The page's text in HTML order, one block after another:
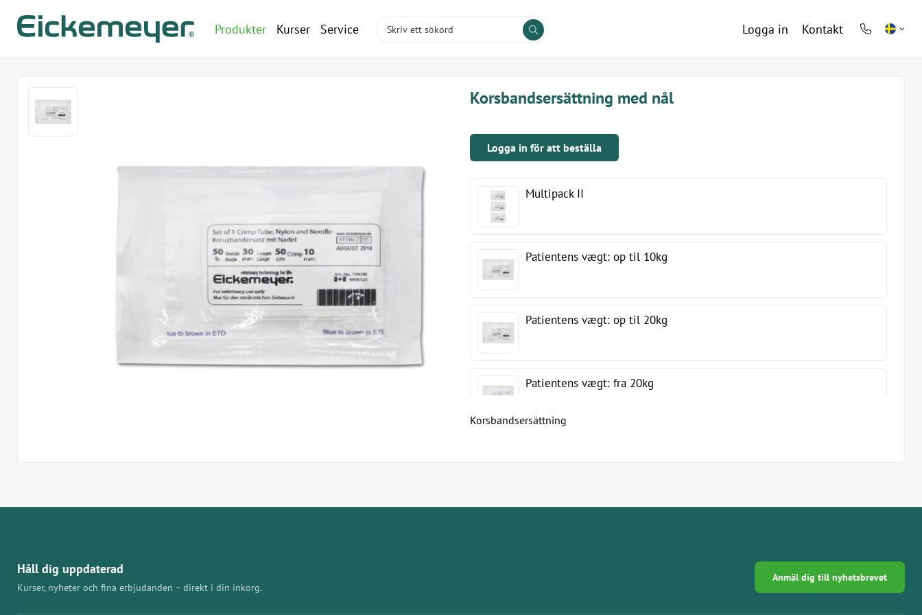
Produkter Kurser Service Logga in Kontakt
phone
Korsbandsersättning med nål
Logga in för att beställa
Multipack II
Patientens vægt: op til 10kg
Patientens vægt: op til 20kg
Patientens vægt: fra 20kg
Korsbandsersättning
Håll dig uppdaterad
Kurser, nyheter och fina erbjudanden – direkt i din inkorg.
Anmäl dig till nyhetsbrevet